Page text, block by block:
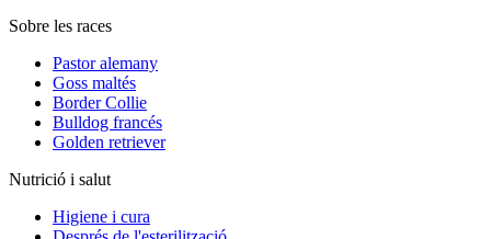
Sobre les races
Pastor alemany
Goss maltés
Border Collie
Bulldog francés
Golden retriever
Nutrició i salut
Higiene i cura